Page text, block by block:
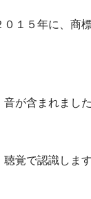
０１５年に、商
が含まれました
覚で認識します